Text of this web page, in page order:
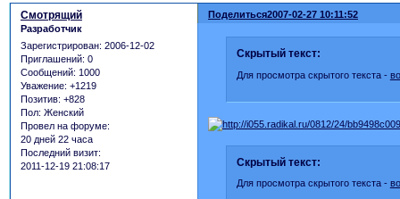
Поделиться2007-02-27 10:11:52
Смотрящий
Разработчик
Зарегистрирован: 2006-12-02
Приглашений: 0
Сообщений: 1000
Уважение: +1219
Позитив: +828
Пол: Женский
Провел на форуме:
20 дней 22 часа
Последний визит:
2011-12-19 21:08:17
Скрытый текст:
Для просмотра скрытого текста -
Скрытый текст:
Для просмотра скрытого текста -